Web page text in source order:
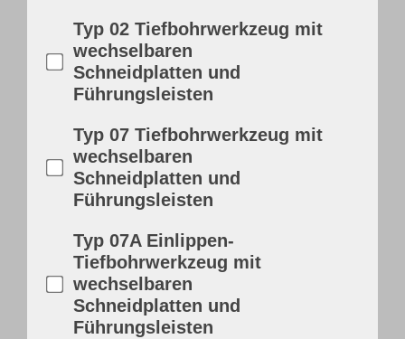
Typ 02 Tiefbohrwerkzeug mit
wechselbaren
Schneidplatten und
Führungsleisten
Typ 07 Tiefbohrwerkzeug mit
wechselbaren
Schneidplatten und
Führungsleisten
Typ 07A Einlippen-
Tiefbohrwerkzeug mit
wechselbaren
Schneidplatten und
Führungsleisten